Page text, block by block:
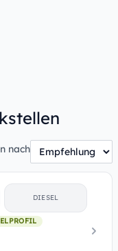
nach
DIESEL